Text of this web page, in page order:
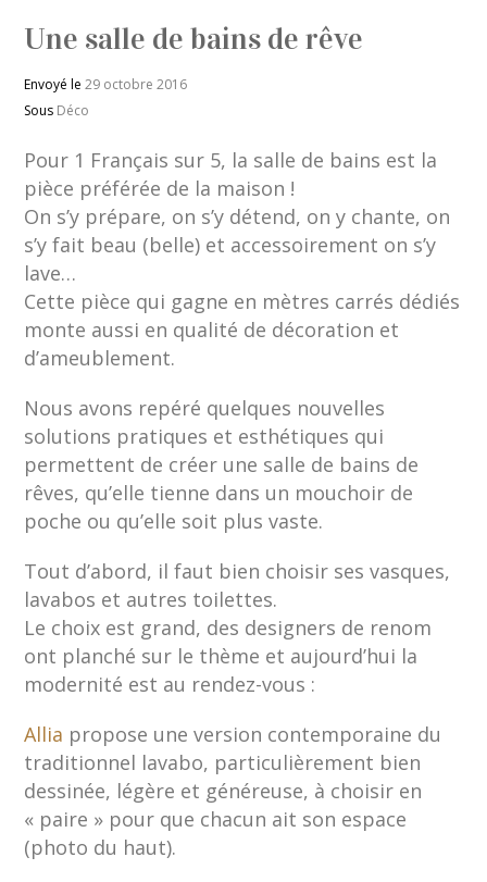
Une salle de bains de rêve
Envoyé le29 octobre 2016
Sous Déco
Pour 1 Français sur 5, la salle de bains est la
pièce préférée de la maison !
On s’y prépare, on s’y détend, on y chante, on
s’y fait beau (belle) et accessoirement on s’y
lave…
Cette pièce qui gagne en mètres carrés dédiés
monte aussi en qualité de décoration et
d’ameublement.
Nous avons repéré quelques nouvelles
solutions pratiques et esthétiques qui
permettent de créer une salle de bains de
rêves, qu’elle tienne dans un mouchoir de
poche ou qu’elle soit plus vaste.
Tout d’abord, il faut bien choisir ses vasques,
lavabos et autres toilettes.
Le choix est grand, des designers de renom
ont planché sur le thème et aujourd’hui la
modernité est au rendez-vous :
Allia propose une version contemporaine du
traditionnel lavabo, particulièrement bien
dessinée, légère et généreuse, à choisir en
« paire » pour que chacun ait son espace
(photo du haut).